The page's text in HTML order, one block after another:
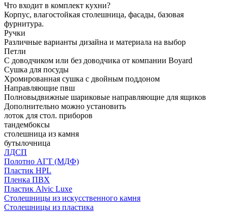
Что входит в комплект кухни?
Корпус, влагостойкая столешница, фасады, базовая
фурнитура.
Ручки
Различные варианты дизайна и материала на выбор
Петли
С доводчиком или без доводчика от компании Boyard
Сушка для посуды
Хромированная сушка с двойным поддоном
Направляющие пвш
Полновыдвижные шариковые направляющие для ящиков
Дополнительно можно установить
лоток для стол. приборов
тандембоксы
столешница из камня
бутылочница
ЛДСП
Полотно АГТ (МДФ)
Пластик HPL
Пленка ПВХ
Пластик Alvic Luxe
Столешницы из искусственного камня
Столешницы из пластика